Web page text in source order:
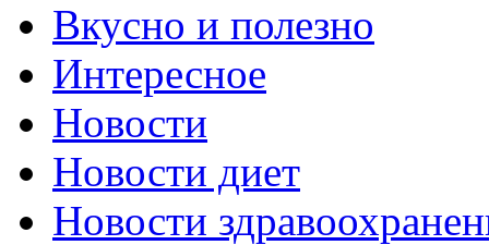
Вкусно и полезно
Интересное
Новости
Новости диет
Новости